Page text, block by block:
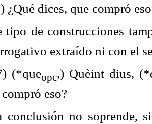
¿Qué dices, que compró
tipo de construcciones
extraído ni con el
(*queopc,) Quèint dius, (*
eso?
conclusión no soprende,